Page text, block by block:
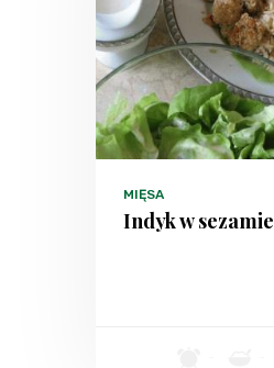
MIĘSA
Indyk w sezamie